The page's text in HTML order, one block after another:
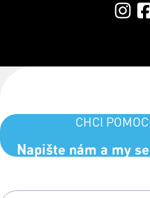
CHCI
Napište nám a my